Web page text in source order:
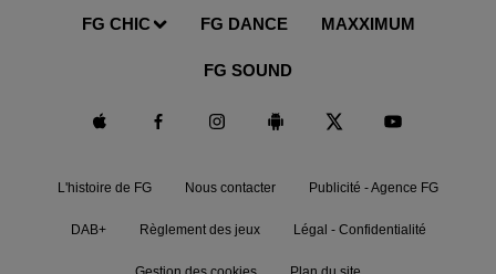
FG CHIC FG DANCE MAXXIMUM
FG SOUND
L'histoire de FG Nous contacter Publicité - Agence FG
DAB+ Règlement des jeux Légal - Confidentialité